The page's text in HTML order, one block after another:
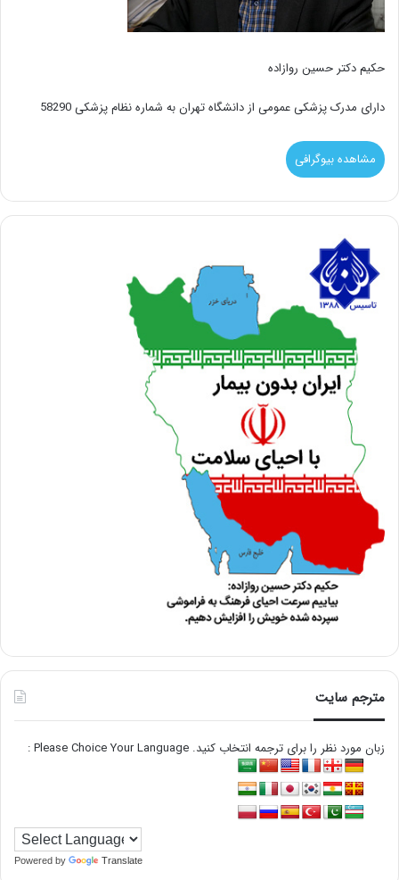
حکیم دکتر حسین روازاده
دارای مدرک پزشکی عمومی از دانشگاه تهران به شماره نظام پزشکی 58290
مشاهده بیوگرافی
مترجم سایت
زبان مورد نظر را برای ترجمه انتخاب کنید. Please Choice Your Language :
Powered by Translate